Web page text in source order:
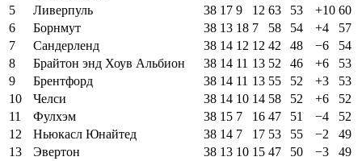
5
Ливерпуль 38 17 9 12 63 53 +10 60
6
Борнмут 38 13 18 7 58 54 +4
57
7
Сандерленд 38 14 12 12 42 48 −6
54
8
Брайтон энд Хоув Альбион 38 14 11 13 52 46 +6
53
9
Брентфорд 38 14 11 13 55 52 +3
53
10
Челси 38 14 10 14 58 52 +6
52
11
Фулхэм 38 15 7 16 47 51 −4
52
12
Ньюкасл Юнайтед 38 14 7 17 53 55 −2
49
13
Эвертон 38 13 10 15 47 50 −3
49